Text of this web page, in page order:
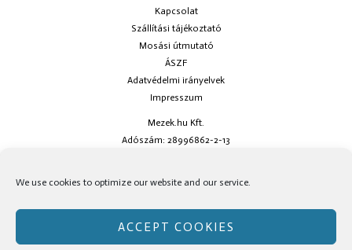
We use cookies to optimize our website and our service.
ACCEPT COOKIES
Kapcsolat
Szállítási tájékoztató
Mosási útmutató
ÁSZF
Adatvédelmi irányelvek
Impresszum
Mezek.hu Kft.
Adószám: 28996862-2-13
social oldalainkon!